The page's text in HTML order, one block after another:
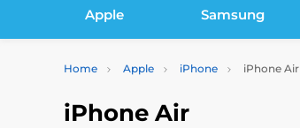
Apple Samsung
Home Apple iPhone iPhone Air
iPhone Air